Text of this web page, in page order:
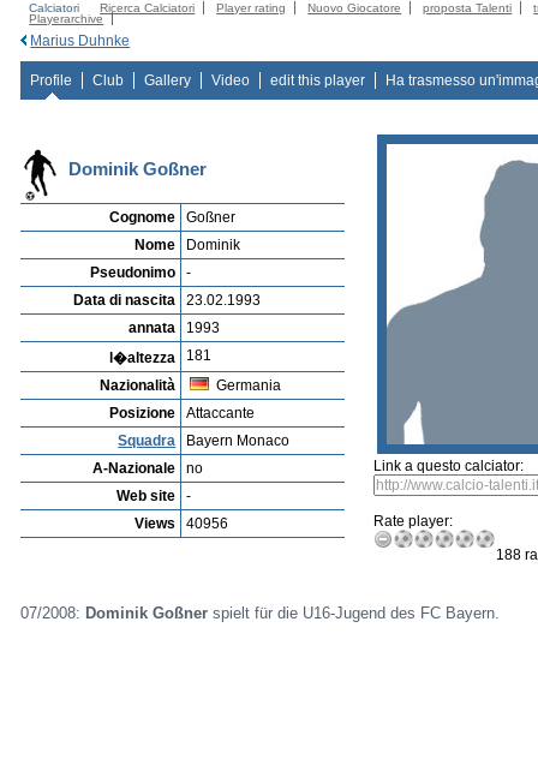
Calciatori Ricerca Calciatori Player rating Nuovo Giocatore proposta Talenti
Playerarchive
Marius Duhnke
Profile Club Gallery Video edit this player Ha trasmesso
Dominik Goßner
Cognome
Goßner
Nome
Dominik
Pseudonimo
-
Data di nascita
23.02.1993
annata
1993
l�altezza
181
Nazionalità
Germania
Posizione
Attaccante
Squadra
Bayern Monaco
A-Nazionale
no
Web site
-
Views
40956
Link a questo calciator:
Rate player:
188
07/2008: Dominik Goßner spielt für die U16-Jugend des FC Bayern.